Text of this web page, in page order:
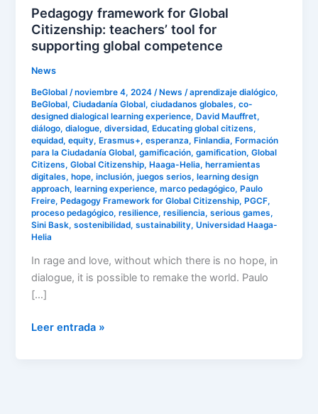
Pedagogy framework for Global
Citizenship: teachers’ tool for
supporting global competence
News
BeGlobal/noviembre 4, 2024/ News /aprendizaje dialógico,
BeGlobal,Ciudadanía Global,ciudadanos globales,co-
designed dialogical learning experience, David Mauffret,
diálogo,dialogue,diversidad, Educating global citizens,
equidad,equity, Erasmus+,esperanza, Finlandia, Formación
para la Ciudadanía Global,gamificación,gamification,Global
Citizens,Global Citizenship, Haaga-Helia, herramientas
digitales, hope,inclusión,juegos serios, learning design
approach, learning experience,marco pedagógico, Paulo
Freire, Pedagogy Framework for Global Citizenship, PGCF,
proceso pedagógico,resilience,resiliencia,serious games,
Sini Bask,sostenibilidad,sustainability,Universidad Haaga-
Helia
In rage and love, without which there is no hope, in
dialogue, it is possible to remake the world. Paulo
[…]
competence
Leer entrada »